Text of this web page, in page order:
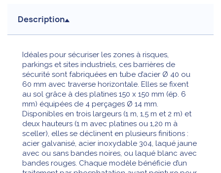
Description
Idéales pour sécuriser les zones à risques,
parkings et sites industriels, ces barrières de
sécurité sont fabriquées en tube d’acier Ø 40 ou
60 mm avec traverse horizontale. Elles se fixent
au sol grâce à des platines 150 x 150 mm (ép. 6
mm) équipées de 4 perçages Ø 14 mm.
Disponibles en trois largeurs (1 m, 1,5 m et 2 m) et
deux hauteurs (1 m avec platines ou 1,20 m à
sceller), elles se déclinent en plusieurs finitions :
acier galvanisé, acier inoxydable 304, laqué jaune
avec ou sans bandes noires, ou laqué blanc avec
bandes rouges. Chaque modèle bénéficie d’un